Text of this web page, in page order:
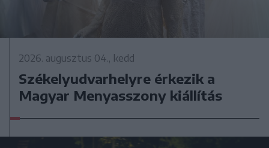
2026. augusztus 04., kedd
Székelyudvarhelyre érkezik a
Magyar Menyasszony kiállítás